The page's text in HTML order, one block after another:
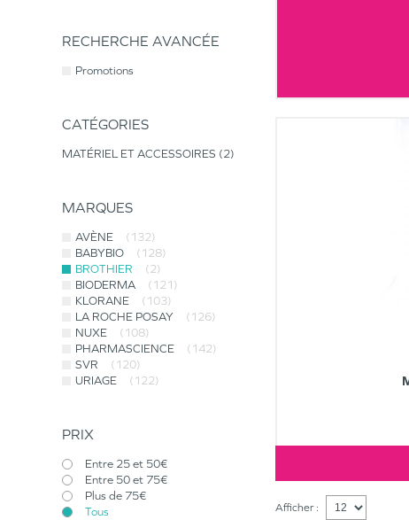
RECHERCHE AVANCÉE
Promotions
CATÉGORIES
MATÉRIEL ET ACCESSOIRES 2
MARQUES
AVÈNE
(132)
BABYBIO
(128)
BROTHIER
(2)
BIODERMA
(121)
KLORANE
(103)
LA ROCHE POSAY
(126)
NUXE
(108)
PHARMASCIENCE
(142)
SVR
(120)
URIAGE
(122)
PRIX
Entre 25 et 50€
Entre 50 et 75€
Plus de 75€
Tous
Afficher :